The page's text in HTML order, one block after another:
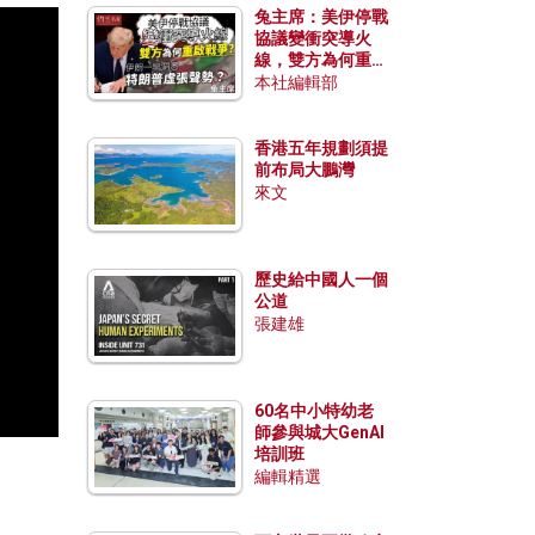
兔主席：美伊停戰
協議變衝突導火
線，雙方為何重啟
戰爭？伊朗一早洞
本社編輯部
香港五年規劃須提
前布局大鵬灣
來文
歷史給中國人一個
公道
張建雄
60名中小特幼老
師參與城大GenAI
培訓班
編輯精選